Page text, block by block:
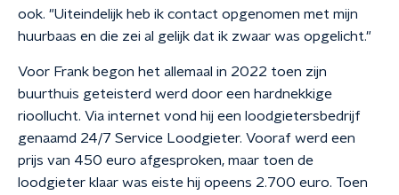
ook. "Uiteindelijk heb ik contact opgenomen met mijn
huurbaas en die zei al gelijk dat ik zwaar was opgelicht."
Voor Frank begon het allemaal in 2022 toen zijn
buurthuis geteisterd werd door een hardnekkige
rioollucht. Via internet vond hij een loodgietersbedrijf
genaamd 24/7 Service Loodgieter. Vooraf werd een
prijs van 450 euro afgesproken, maar toen de
loodgieter klaar was eiste hij opeens 2.700 euro. Toen